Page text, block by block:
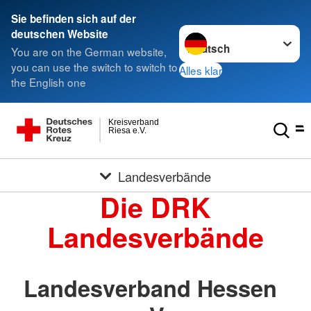
Sie befinden sich auf der
deutschen Website
You are on the German website,
you can use the switch to switch to
the English one
Sprache wechseln zu
Alles klar
Riesa e.V.
Kreisverband
Landesverbände
Die DRK
Landesverbände
Landesverband Hessen